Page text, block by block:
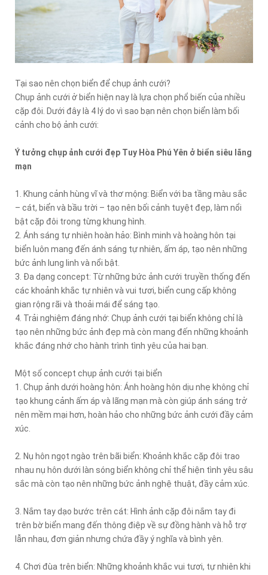
Tại sao nên chọn biển để chụp ảnh cưới?
Chụp ảnh cưới ở biển hiện nay là lựa chọn phổ biến của nhiều
cặp đôi. Dưới đây là 4 lý do vì sao bạn nên chọn biển làm bối
cảnh cho bộ ảnh cưới:
Ý tưởng chụp ảnh cưới đẹp Tuy Hòa Phú Yên ở biển siêu lãng
mạn
1. Khung cảnh hùng vĩ và thơ mộng: Biển với ba tầng màu sắc
– cát, biển và bầu trời – tạo nên bối cảnh tuyệt đẹp, làm nổi
bật cặp đôi trong từng khung hình.
2. Ánh sáng tự nhiên hoàn hảo: Bình minh và hoàng hôn tại
biển luôn mang đến ánh sáng tự nhiên, ấm áp, tạo nên những
bức ảnh lung linh và nổi bật.
3. Đa dạng concept: Từ những bức ảnh cưới truyền thống đến
các khoảnh khắc tự nhiên và vui tươi, biển cung cấp không
gian rộng rãi và thoải mái để sáng tạo.
4. Trải nghiệm đáng nhớ: Chụp ảnh cưới tại biển không chỉ là
tạo nên những bức ảnh đẹp mà còn mang đến những khoảnh
khắc đáng nhớ cho hành trình tình yêu của hai bạn.
Một số concept chụp ảnh cưới tại biển
1. Chụp ảnh dưới hoàng hôn: Ánh hoàng hôn dịu nhẹ không chỉ
tạo khung cảnh ấm áp và lãng mạn mà còn giúp ánh sáng trở
nên mềm mại hơn, hoàn hảo cho những bức ảnh cưới đầy cảm
xúc.
2. Nụ hôn ngọt ngào trên bãi biển: Khoảnh khắc cặp đôi trao
nhau nụ hôn dưới làn sóng biển không chỉ thể hiện tình yêu sâu
sắc mà còn tạo nên những bức ảnh nghệ thuật, đầy cảm xúc.
3. Nắm tay dạo bước trên cát: Hình ảnh cặp đôi nắm tay đi
trên bờ biển mang đến thông điệp về sự đồng hành và hỗ trợ
lẫn nhau, đơn giản nhưng chứa đầy ý nghĩa và bình yên.
4. Chơi đùa trên biển: Những khoảnh khắc vui tươi, tự nhiên khi